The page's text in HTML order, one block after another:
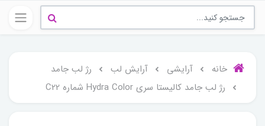
خانه آرایشی آرایش لب
رژ لب جامد
رژ لب جامد کالیستا سری Hydra Color شماره C22